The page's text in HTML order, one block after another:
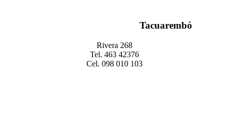
Tacuarembó
Rivera 268
Tel. 463 42376
Cel. 098 010 103